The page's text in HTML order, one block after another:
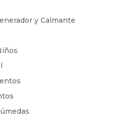
y Calmante